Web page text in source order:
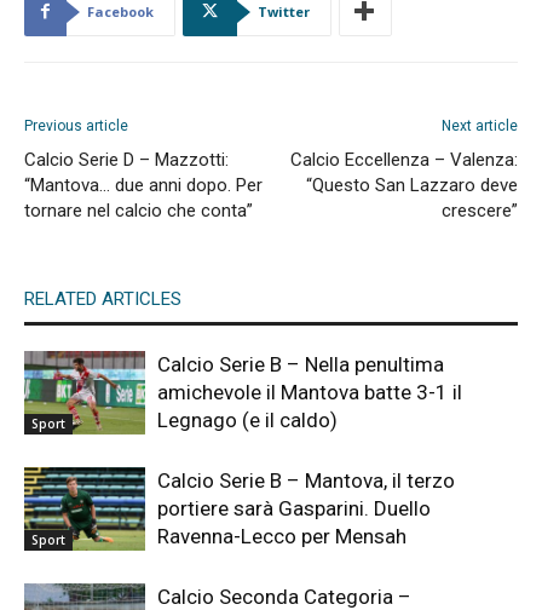
Facebook Twitter
Previous article
Calcio Serie D – Mazzotti:
“Mantova… due anni dopo. Per
tornare nel calcio che conta”
Next article
Calcio Eccellenza – Valenza:
“Questo San Lazzaro deve
crescere”
RELATED ARTICLES
Sport
Calcio Serie B – Nella penultima
amichevole il Mantova batte 3-1 il
Legnago (e il caldo)
Sport
Calcio Serie B – Mantova, il terzo
portiere sarà Gasparini. Duello
Ravenna-Lecco per Mensah
Calcio Seconda Categoria –